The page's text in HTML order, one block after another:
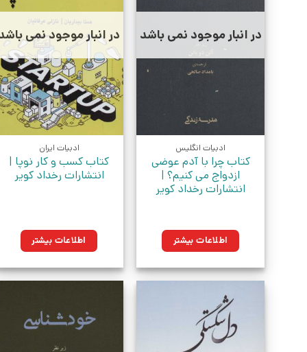
در انبار موجود نمی باشد
ادبیات انگلیس
کتاب چرا با آدم عوضی
ازدواج می کنیم؟ |
انتشارات رخداد کویر
اطلاعات بیشتر
در انبار موجود نمی
ادبیات ایران
کتاب کسب و کار نوپا |
انتشارات رخداد کویر
اطلاعات بیشتر